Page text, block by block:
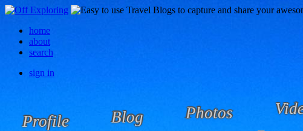
home
about
search
sign in
Profile Blog Photos